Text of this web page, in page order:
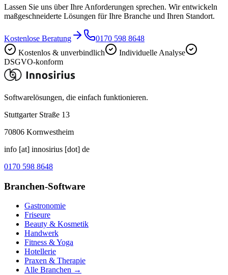
Lassen Sie uns über Ihre Anforderungen sprechen. Wir entwickeln
maßgeschneiderte Lösungen für Ihre Branche und Ihren Standort.
Kostenlose Beratung
0170 598 8648
Kostenlos & unverbindlich
Individuelle Analyse
DSGVO-konform
Softwarelösungen, die einfach funktionieren.
Stuttgarter Straße 13
70806 Kornwestheim
info [at] innosirius [dot] de
0170 598 8648
Branchen-Software
Gastronomie
Friseure
Beauty & Kosmetik
Handwerk
Fitness & Yoga
Hotellerie
Praxen & Therapie
Alle Branchen →